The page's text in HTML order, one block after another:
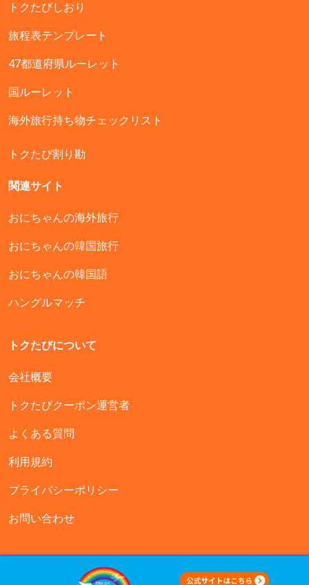
トクたびしおり
旅程表テンプレート
47都道府県ルーレット
国ルーレット
海外旅行持ち物チェックリスト
トクたび割り勘
関連サイト
おにちゃんの海外旅行
おにちゃんの韓国旅行
おにちゃんの韓国語
ハングルマッチ
トクたびについて
会社概要
トクたびクーポン運営者
よくある質問
利用規約
プライバシーポリシー
お問い合わせ
© 2024-2026 Copyright: トクたびクーポン